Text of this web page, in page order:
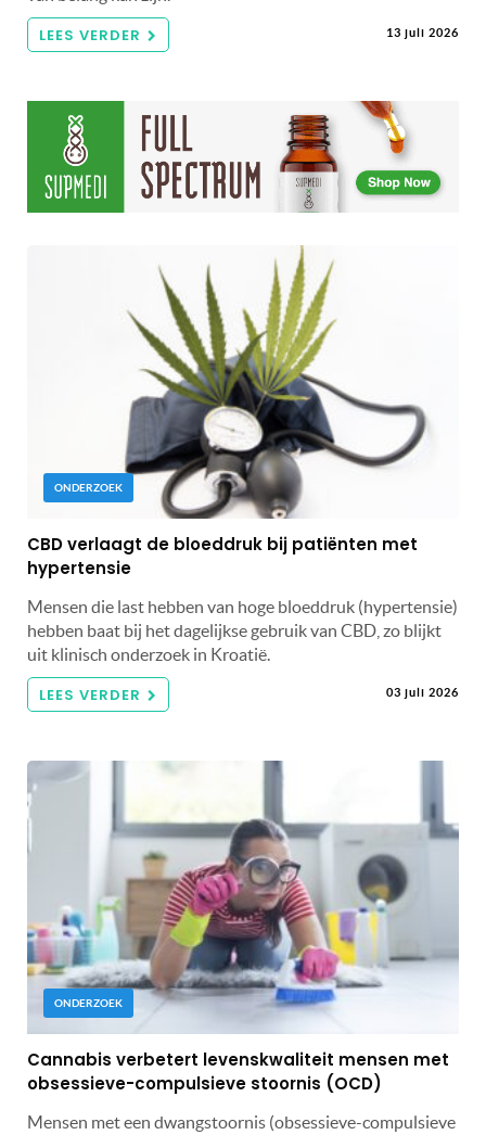
LEES VERDER 13 juli 2026
ONDERZOEK
CBD verlaagt de bloeddruk bij patiënten met
hypertensie
Mensen die last hebben van hoge bloeddruk (hypertensie)
hebben baat bij het dagelijkse gebruik van CBD, zo blijkt
uit klinisch onderzoek in Kroatië.
LEES VERDER 03 juli 2026
ONDERZOEK
Cannabis verbetert levenskwaliteit mensen met
obsessieve-compulsieve stoornis (OCD)
Mensen met een dwangstoornis (obsessieve-compulsieve